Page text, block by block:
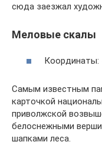
сюда заезжал
Меловые скалы
Координаты:
Самым известным
карточкой
приволжской
белоснежными
шапками леса.